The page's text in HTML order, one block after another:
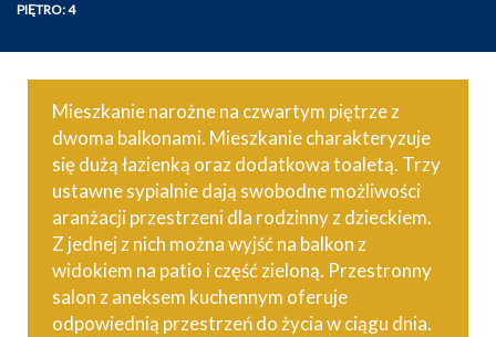
PIĘTRO: 4
Mieszkanie narożne na czwartym piętrze z
dwoma balkonami. Mieszkanie charakteryzuje
się dużą łazienką oraz dodatkowa toaletą. Trzy
ustawne sypialnie dają swobodne możliwości
aranżacji przestrzeni dla rodzinny z dzieckiem.
Z jednej z nich można wyjść na balkon z
widokiem na patio i część zieloną. Przestronny
salon z aneksem kuchennym oferuje
odpowiednią przestrzeń do życia w ciągu dnia.